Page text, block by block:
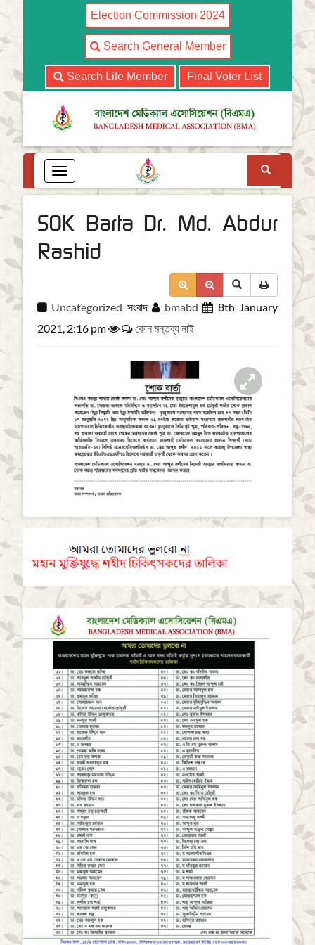
Election Commission 2024
Search General Member
Search Life Member Final Voter List
T
o
g
l
n
g
a
SOK Barta_Dr. Md. Abdur
Rashid
Uncategorized সংবাদ bmabd
8th January
2021, 2:16 pm
কোন মন্তব্য নাই